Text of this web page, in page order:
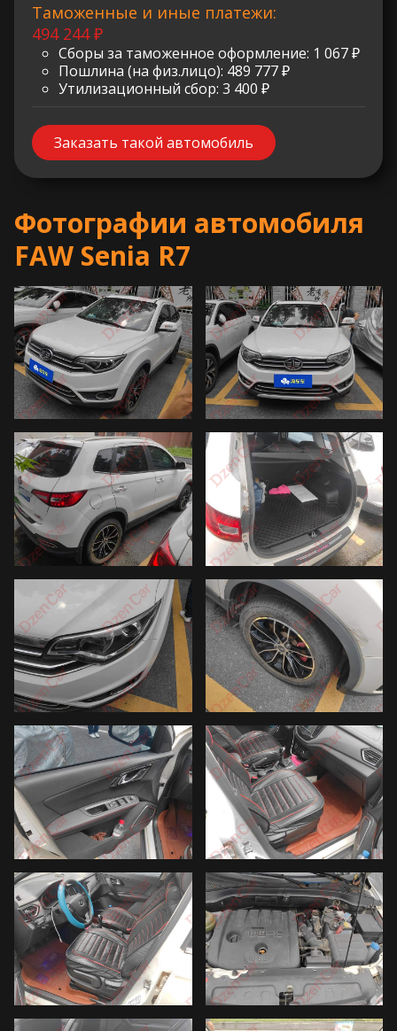
Таможенные и иные платежи:
494 244 ₽
Сборы за таможенное оформление: 1 067 ₽
Пошлина (на физ.лицо): 489 777 ₽
Утилизационный сбор: 3 400 ₽
Заказать такой автомобиль
Фотографии автомобиля
FAW Senia R7